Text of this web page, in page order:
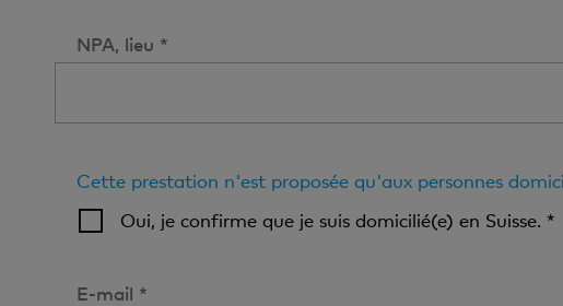
NPA, lieu *
Cette prestation n'est proposée qu'aux personnes
Oui, je confirme que je suis domicilié(e) en Suisse. *
E-mail *